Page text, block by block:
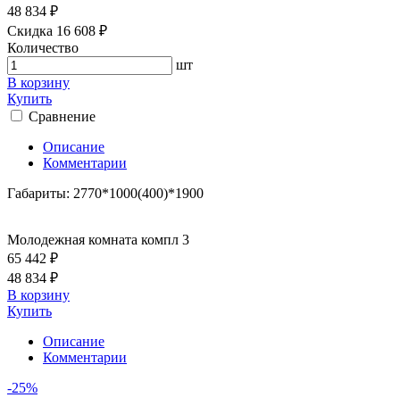
48 834 ₽
Скидка 16 608 ₽
Количество
шт
В корзину
Купить
Сравнение
Описание
Комментарии
Габариты: 2770*1000(400)*1900
Молодежная комната компл 3
65 442 ₽
48 834 ₽
В корзину
Купить
Описание
Комментарии
-25%